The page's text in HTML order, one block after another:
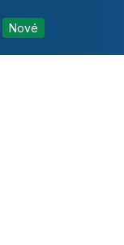
Nové